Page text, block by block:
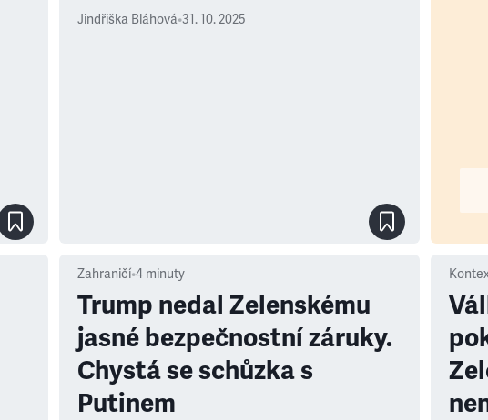
Jindřiška Bláhová•31. 10. 2025
Zahraničí•4 minuty
Trump nedal Zelenskému
jasné bezpečnostní záruky.
Chystá se schůzka s
Putinem